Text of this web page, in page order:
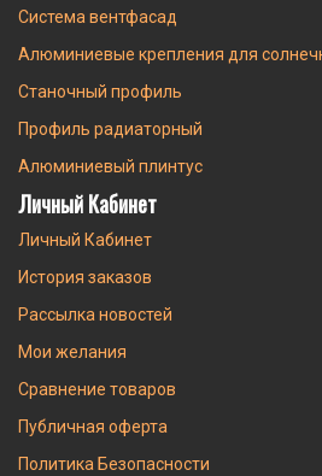
Система вентфасад
Алюминиевые крепления для
Станочный профиль
Профиль радиаторный
Алюминиевый плинтус
Личный Кабинет
Личный Кабинет
История заказов
Рассылка новостей
Мои желания
Сравнение товаров
Публичная оферта
Политика Безопасности